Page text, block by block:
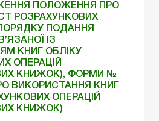
ПОЛОЖЕННЯ ПРО
РОЗРАХУНКОВИХ
ПОДАННЯ
ІЗ
КНИГ ОБЛІКУ
ОПЕРАЦІЙ
КНИЖОК), ФОРМИ №
ВИКОРИСТАННЯ КНИГ
ОПЕРАЦІЙ
КНИЖОК)